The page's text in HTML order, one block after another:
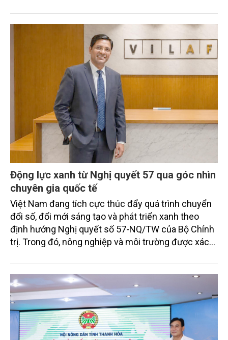
"phát triển kinh tế ven biển" sang "xây dựng quốc
gia biển mạnh". Trong bước chuyển ấy, ngành Nông
nghiệp và Môi trường giữ vai trò đặc biệt quan trọng,
từ hoàn thiện thể chế, quy hoạch không gian biển,
quản lý tài nguyên đến bảo vệ môi trường, phục hồi
hệ sinh thái và kiến tạo sinh kế bền vững cho người
dân ven biển, hải đảo.
Động lực xanh từ Nghị quyết 57 qua góc nhìn
chuyên gia quốc tế
Việt Nam đang tích cực thúc đẩy quá trình chuyển
đổi số, đổi mới sáng tạo và phát triển xanh theo
định hướng Nghị quyết số 57-NQ/TW của Bộ Chính
trị. Trong đó, nông nghiệp và môi trường được xác
sắc bởi các tiến bộ công nghệ và cam kết bền vững
toàn cầu, đặc biệt là mục tiêu đưa phát thải ròng
bằng 0 (Net-Zero) vào năm 2050.